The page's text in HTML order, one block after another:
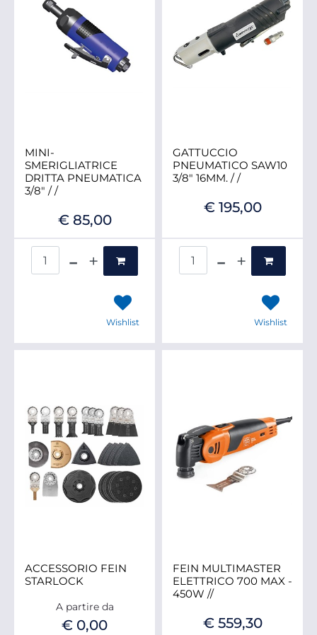
MINI-
SMERIGLIATRICE
DRITTA PNEUMATICA
3/8" / /
€ 85,00
Wishlist
GATTUCCIO
PNEUMATICO SAW10
3/8" 16MM. / /
€ 195,00
Wishlist
ACCESSORIO FEIN
STARLOCK
A partire da
€ 0,00
FEIN MULTIMASTER
ELETTRICO 700 MAX -
450W //
€ 559,30